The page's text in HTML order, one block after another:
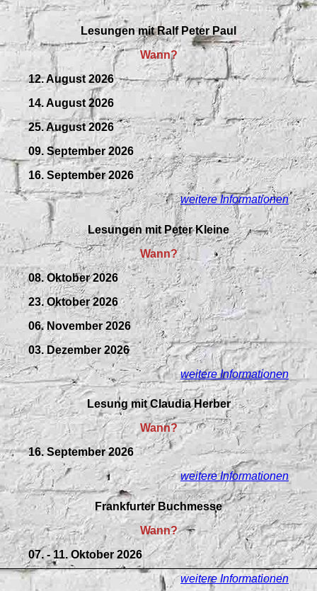
Lesungen mitRalf Peter Paul
Wann?
12. August 2026
14. August 2026
25. August 2026
09. September 2026
16. September 2026
weitere Informationen
Lesungen mit Peter Kleine
Wann?
08. Oktober 2026
23. Oktober 2026
06. November 2026
03. Dezember 2026
weitere Informationen
Lesung mit Claudia Herber
Wann?
16. September 2026
weitere Informationen
Frankfurter Buchmesse
Wann?
07. - 11. Oktober 2026
weitere Informationen